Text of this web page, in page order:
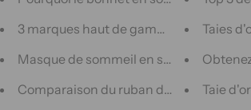
3 marques haut de gamme pour un
Masque de sommeil en soie Alaska
Comparaison du ruban de soie et du
Taies
Taie